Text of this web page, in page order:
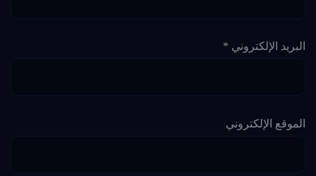
البريد الإلكتروني *
الموقع الإلكتروني